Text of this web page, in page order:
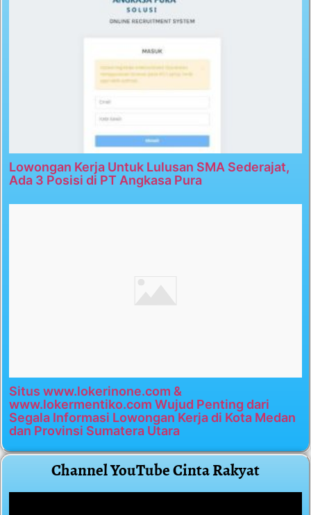
Lowongan Kerja Untuk Lulusan SMA Sederajat,
Ada 3 Posisi di PT Angkasa Pura
Situs www.lokerinone.com &
www.lokermentiko.com Wujud Penting dari
Segala Informasi Lowongan Kerja di Kota Medan
dan Provinsi Sumatera Utara
Channel YouTube Cinta Rakyat